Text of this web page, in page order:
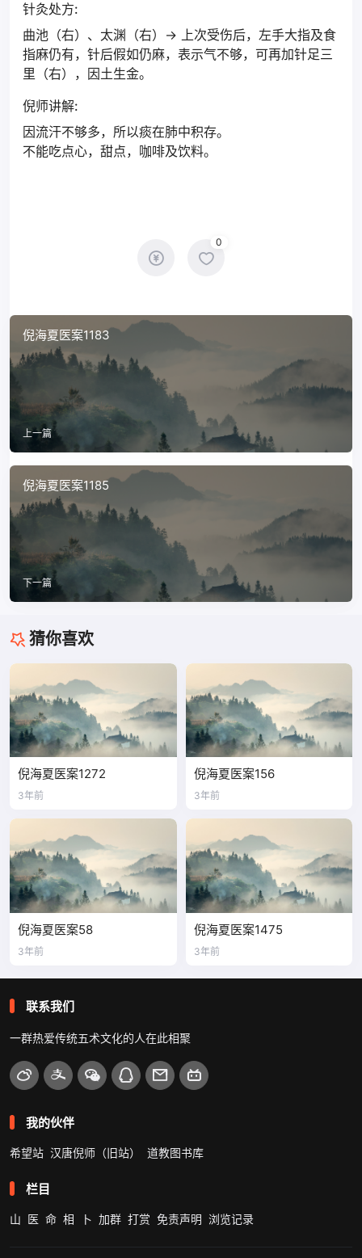
针灸处方:
曲池（右）、太渊（右）→ 上次受伤后，左手大指及食
指麻仍有，针后假如仍麻，表示气不够，可再加针足三
里（右），因土生金。
倪师讲解:
因流汗不够多，所以痰在肺中积存。
不能吃点心，甜点，咖啡及饮料。
0
倪海夏医案1183
上一篇
倪海夏医案1185
下一篇
猜你喜欢
倪海夏医案1272
3年前
倪海夏医案156
3年前
倪海夏医案58
3年前
倪海夏医案1475
3年前
联系我们
一群热爱传统五术文化的人在此相聚
我的伙伴
希望站 汉唐倪师（旧站） 道教图书库
栏目
山 医 命 相 卜 加群 打赏 免责声明 浏览记录